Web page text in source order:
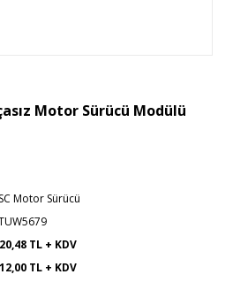
Motor Sürücü Modülü
Motor Sürücü
TL + KDV
TL + KDV